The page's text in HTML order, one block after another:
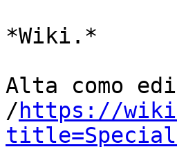
*Wiki.*
Alta como
/ https://